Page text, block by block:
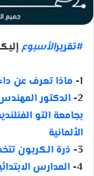
#تقريرالأسبوع
1- ماذا تعرف عن
2- الدكتور
بجامعة التو
الألمانية
3- ذرة الكربون
4- المدارس